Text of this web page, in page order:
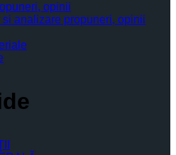
opinii
analizare propuneri, opinii